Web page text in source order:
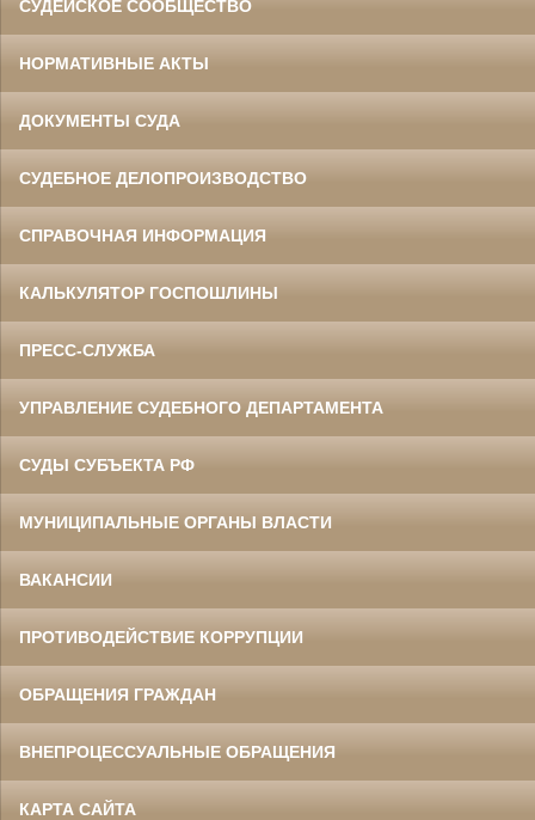
СУДЕЙСКОЕ СООБЩЕСТВО
НОРМАТИВНЫЕ АКТЫ
ДОКУМЕНТЫ СУДА
СУДЕБНОЕ ДЕЛОПРОИЗВОДСТВО
СПРАВОЧНАЯ ИНФОРМАЦИЯ
КАЛЬКУЛЯТОР ГОСПОШЛИНЫ
ПРЕСС-СЛУЖБА
УПРАВЛЕНИЕ СУДЕБНОГО ДЕПАРТАМЕНТА
СУДЫ СУБЪЕКТА РФ
МУНИЦИПАЛЬНЫЕ ОРГАНЫ ВЛАСТИ
ВАКАНСИИ
ПРОТИВОДЕЙСТВИЕ КОРРУПЦИИ
ОБРАЩЕНИЯ ГРАЖДАН
ВНЕПРОЦЕССУАЛЬНЫЕ ОБРАЩЕНИЯ
КАРТА САЙТА